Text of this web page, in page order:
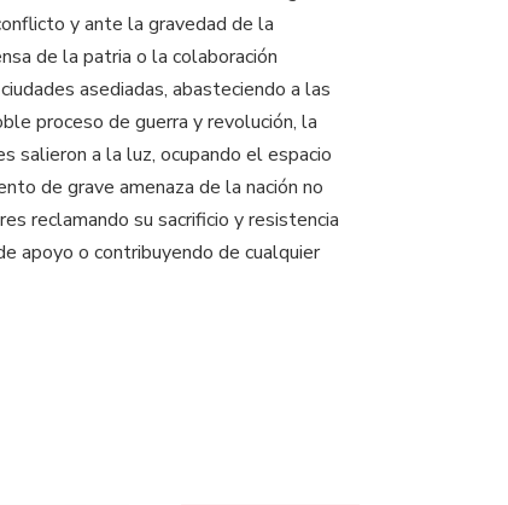
y ante la gravedad de la
de la patria o la colaboración
asediadas, abasteciendo a las
proceso de guerra y revolución, la
salieron a la luz, ocupando el espacio
de grave amenaza de la nación no
reclamando su sacrificio y resistencia
apoyo o contribuyendo de cualquier